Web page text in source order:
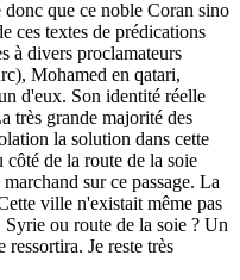
que ce noble Coran sino
ces textes de prédications
à divers proclamateurs
Mohamed en qatari,
d'eux. Son identité réelle
très grande majorité des
la solution dans cette
côté de la route de la soie
sur ce passage. La
ville n'existait même pas
ou route de la soie ? Un
Je reste très